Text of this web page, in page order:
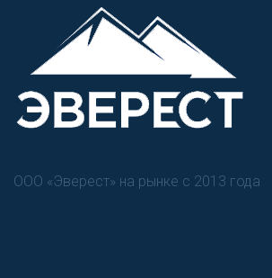
ООО «Эверест» на рынке с 2013 года